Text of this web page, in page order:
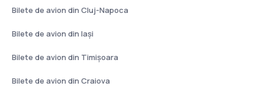
Bilete de avion din Cluj-Napoca
Bilete de avion din Iași
Bilete de avion din Timișoara
Bilete de avion din Craiova